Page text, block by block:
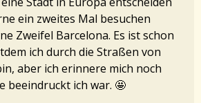
ein zweites Mal besuchen
Zweifel Barcelona. Es ist schon
ich durch die Straßen von
aber ich erinnere mich noch
beeindruckt ich war. 🤩